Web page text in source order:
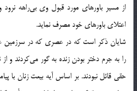
از مسیر باورهای مورد قبول وی بی‌راهه نرود
اعتلای باورهای خود مصرف نماید.
شایان ذکر است که در عصری که در سرزمین
را به جرم دختر بودن زنده به گور می‌کردند و
حقی قائل نبودند. بر اساس آیه بیعت زنان با